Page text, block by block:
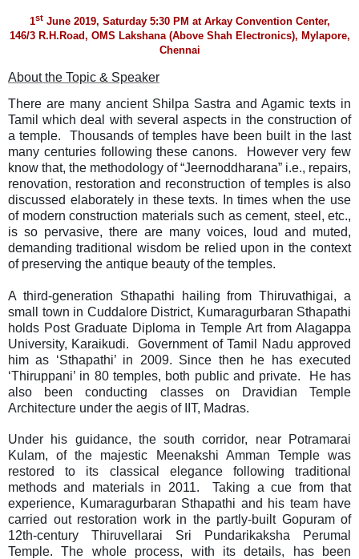
1st June 2019, Saturday 5:30 PM at Arkay Convention Center,
146/3 R.H.Road, OMS Lakshana (Above Shah Electronics), Mylapore,
Chennai
About the Topic & Speaker
There are many ancient Shilpa Sastra and Agamic texts in
Tamil which deal with several aspects in the construction of
a temple. Thousands of temples have been built in the last
many centuries following these canons. However very few
know that, the methodology of “Jeernoddharana” i.e., repairs,
renovation, restoration and reconstruction of temples is also
discussed elaborately in these texts. In times when the use
of modern construction materials such as cement, steel, etc.,
is so pervasive, there are many voices, loud and muted,
demanding traditional wisdom be relied upon in the context
of preserving the antique beauty of the temples.
A third-generation Sthapathi hailing from Thiruvathigai, a
small town in Cuddalore District, Kumaragurbaran Sthapathi
holds Post Graduate Diploma in Temple Art from Alagappa
University, Karaikudi. Government of Tamil Nadu approved
him as ‘Sthapathi’ in 2009. Since then he has executed
‘Thiruppani’ in 80 temples, both public and private. He has
also been conducting classes on Dravidian Temple
Architecture under the aegis of IIT, Madras.
Under his guidance, the south corridor, near Potramarai
Kulam, of the majestic Meenakshi Amman Temple was
restored to its classical elegance following traditional
methods and materials in 2011. Taking a cue from that
experience, Kumaragurbaran Sthapathi and his team have
carried out restoration work in the partly-built Gopuram of
12th-century Thiruvellarai Sri Pundarikaksha Perumal
Temple. The whole process, with its details, has been